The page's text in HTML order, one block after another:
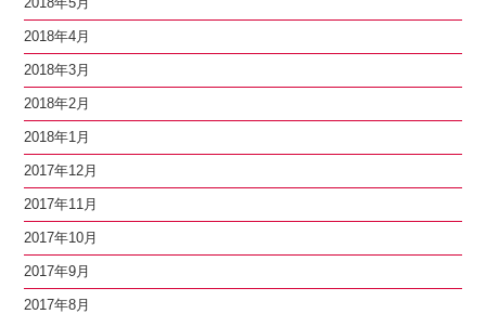
2018年4月
2018年3月
2018年2月
2018年1月
2017年12月
2017年11月
2017年10月
2017年9月
2017年8月